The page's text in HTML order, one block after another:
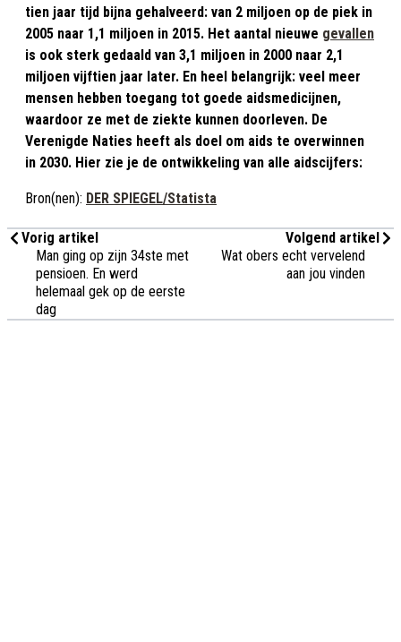
tien jaar tijd bijna gehalveerd: van 2 miljoen op de piek in
2005 naar 1,1 miljoen in 2015. Het aantal nieuwe gevallen
is ook sterk gedaald van 3,1 miljoen in 2000 naar 2,1
miljoen vijftien jaar later. En heel belangrijk: veel meer
mensen hebben toegang tot goede aidsmedicijnen,
waardoor ze met de ziekte kunnen doorleven. De
Verenigde Naties heeft als doel om aids te overwinnen
in 2030. Hier zie je de ontwikkeling van alle aidscijfers:
Bron(nen): DER SPIEGEL/Statista
Vorig artikel
Man ging op zijn 34ste met
pensioen. En werd
helemaal gek op de eerste
dag
Volgend artikel
Wat obers echt vervelend
aan jou vinden